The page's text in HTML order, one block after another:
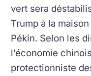
vert sera
Trump à la
Pékin. Selon les
l’économie
protectionniste